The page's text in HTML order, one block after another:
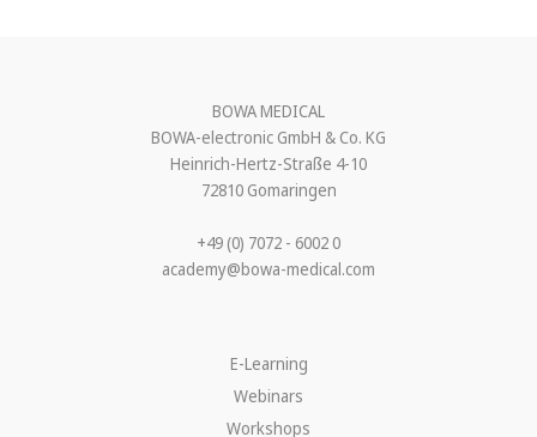
BOWA MEDICAL
BOWA-electronic GmbH & Co. KG
Heinrich-Hertz-Straße 4-10
72810 Gomaringen
+49 (0) 7072 - 6002 0
academy@bowa-medical.com
E-Learning
Webinars
Workshops